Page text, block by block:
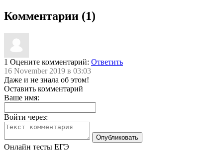
Комментарии (1)
1 Оцените комментарий: Ответить
16 November 2019 в 03:03
Даже и не знала об этом!
Оставить комментарий
Ваше имя:
Войти через:
Онлайн тесты ЕГЭ